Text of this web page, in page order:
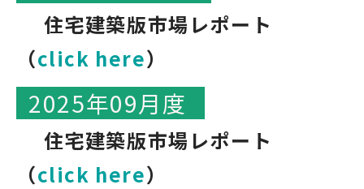
住宅建築版市場レポート
（click here）
2025年09月度
住宅建築版市場レポート
（click here）